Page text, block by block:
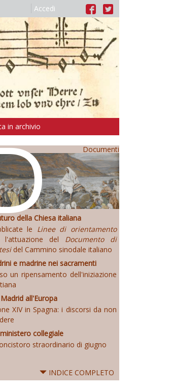
Accedi
in archivio
Documenti
della Chiesa italiana
le Linee di orientamento
l'attuazione del Documento di
del Cammino sinodale italiano
e madrine nei sacramenti
un ripensamento dell'iniziazione
all'Europa
XIV in Spagna: i discorsi da non
collegiale
straordinario di giugno
INDICE COMPLETO